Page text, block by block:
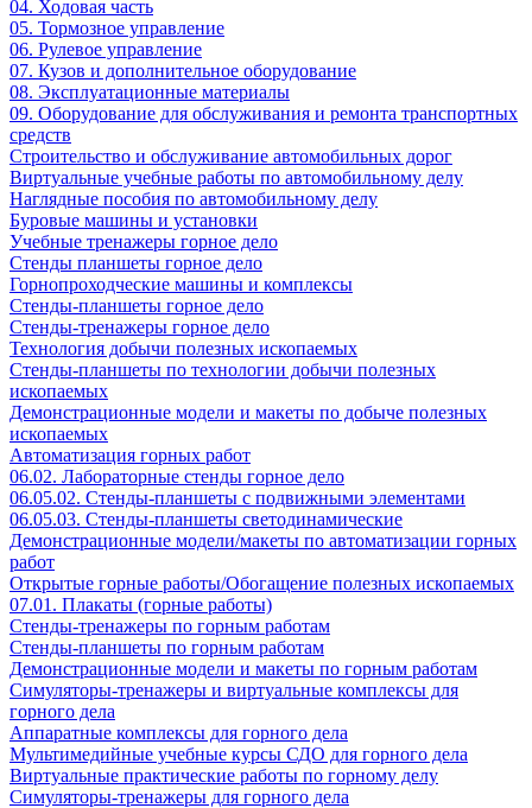
04. Ходовая часть
05. Тормозное управление
06. Рулевое управление
07. Кузов и дополнительное оборудование
08. Эксплуатационные материалы
09. Оборудование для обслуживания и ремонта транспортных
средств
Строительство и обслуживание автомобильных дорог
Виртуальные учебные работы по автомобильному делу
Наглядные пособия по автомобильному делу
Буровые машины и установки
Учебные тренажеры горное дело
Стенды планшеты горное дело
Горнопроходческие машины и комплексы
Стенды-планшеты горное дело
Стенды-тренажеры горное дело
Технология добычи полезных ископаемых
Стенды-планшеты по технологии добычи полезных
ископаемых
Демонстрационные модели и макеты по добыче полезных
ископаемых
Автоматизация горных работ
06.02. Лабораторные стенды горное дело
06.05.02. Стенды-планшеты с подвижными элементами
06.05.03. Стенды-планшеты светодинамические
Демонстрационные модели/макеты по автоматизации горных
работ
Открытые горные работы/Обогащение полезных ископаемых
07.01. Плакаты (горные работы)
Стенды-тренажеры по горным работам
Стенды-планшеты по горным работам
Демонстрационные модели и макеты по горным работам
Симуляторы-тренажеры и виртуальные комплексы для
горного дела
Аппаратные комплексы для горного дела
Мультимедийные учебные курсы СДО для горного дела
Виртуальные практические работы по горному делу
Симуляторы-тренажеры для горного дела